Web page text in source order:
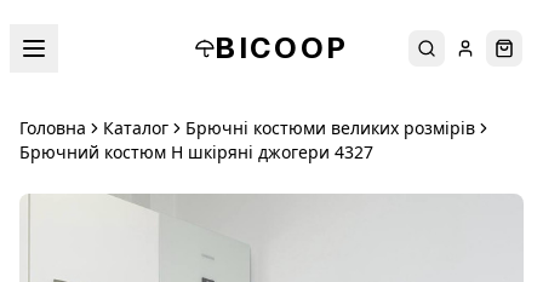
BICOOP ПошукУвійти
Головна Каталог
Брючні костюми великих розмірів
Брючний костюм H шкіряні джогери 4327